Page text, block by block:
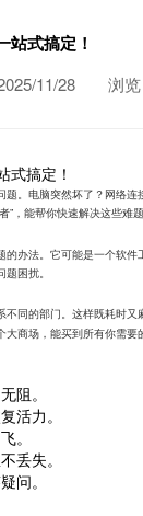
站式搞定！
11/28 浏
式搞定！
。电脑突然坏了？网络
”，能帮你快速解决这些难题
办法。它可能是一个软
困扰。
不同的部门。这样既耗时又
商场，能买到所有你需要
阻。
活力。
。
丢失。
问。